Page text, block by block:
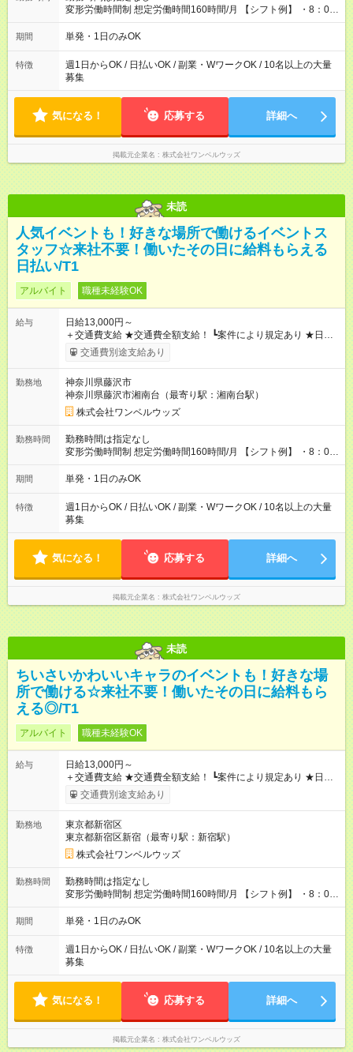
変形労働時間制 想定労働時間160時間/月 【シフト例】 ・8：00
～21：00
期間 単発・1日のみOK
特徴
週1日からOK / 日払いOK / 副業・WワークOK / 10名以上の大量
募集
気になる！ 応募する 詳細へ
掲載元企業名 株式会社ワンベルウッズ
未読
人気イベントも！好きな場所で働けるイベントス
タッフ☆来社不要！働いたその日に給料もらえる
日払い/T1
アルバイト 職種未経験OK
給与
日給13,000円～
＋交通費支給 ★交通費全額支給！ ┗案件により規定あり ★日払
いOK！（規定あり） ┗働いたその日に現金GET♪ お仕事後はコ
ンビニATMから 日払い分を引き落とせます！ 【試用期間】試
交通費別途支給あり
勤務地
神奈川県藤沢市
神奈川県藤沢市湘南台（最寄り駅：湘南台駅）
株式会社ワンベルウッズ
勤務時間
勤務時間は指定なし
変形労働時間制 想定労働時間160時間/月 【シフト例】 ・8：00
～21：00
期間 単発・1日のみOK
特徴
週1日からOK / 日払いOK / 副業・WワークOK / 10名以上の大量
募集
気になる！ 応募する 詳細へ
掲載元企業名 株式会社ワンベルウッズ
未読
ちいさいかわいいキャラのイベントも！好きな場
所で働ける☆来社不要！働いたその日に給料もら
える◎/T1
アルバイト 職種未経験OK
給与
日給13,000円～
＋交通費支給 ★交通費全額支給！ ┗案件により規定あり ★日払
いOK！（規定あり） ┗働いたその日に現金GET♪ お仕事後はコ
ンビニATMから 日払い分を引き落とせます！ 【試用期間】試
交通費別途支給あり
勤務地
東京都新宿区
東京都新宿区新宿（最寄り駅：新宿駅）
株式会社ワンベルウッズ
勤務時間
勤務時間は指定なし
変形労働時間制 想定労働時間160時間/月 【シフト例】 ・8：00
～21：00
期間 単発・1日のみOK
特徴
週1日からOK / 日払いOK / 副業・WワークOK / 10名以上の大量
募集
気になる！ 応募する 詳細へ
掲載元企業名 株式会社ワンベルウッズ